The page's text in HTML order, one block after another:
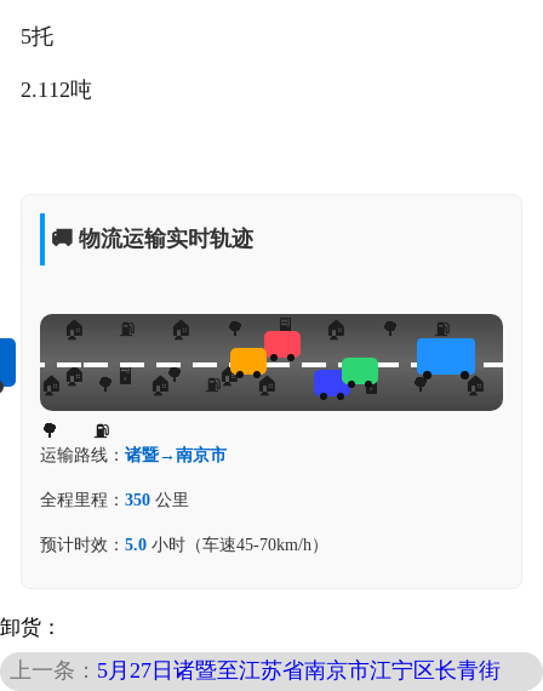
5托
2.112吨
🚚 物流运输实时轨迹
运输路线： 诸暨→南京市
全程里程： 350公里
预计时效： 5.0小时（车速45-70km/h）
卸货：
上一条： 5月27日诸暨至江苏省南京市江宁区长青街